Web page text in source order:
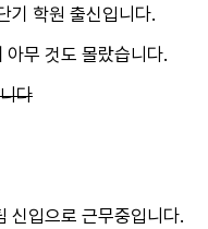
기 학원 출신입니다.
무 것도 몰랐습니다.
다
신입으로 근무중입니다.